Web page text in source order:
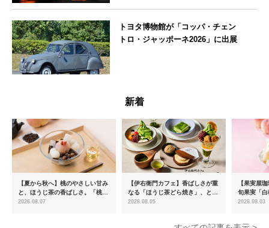
トヨタ博物館が「コッパ・チェン
トロ・ジャッポーネ2026」に出展
新着
【夏から秋へ】桃のやさしい甘み
と、ほうじ茶の香ばしさ。「桃と
ほうじ茶のあんみつ」を8月中旬
2026.08.07
【伊右衛門カフェ】香ばしさが重
なる「ほうじ茶どら焼き」、とろ
ける「宇治抹茶ティラミス」が新
2026.08.05
【果実屋
旬果実「
限定販売
2026.08.03